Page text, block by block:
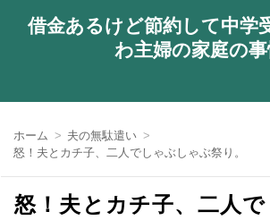
借金あるけど節約して中学
わ主婦の家庭の
ホーム
夫の無駄遣い
怒！夫とカチ子、二人でしゃぶしゃぶ祭り。
怒！夫とカチ子、二人